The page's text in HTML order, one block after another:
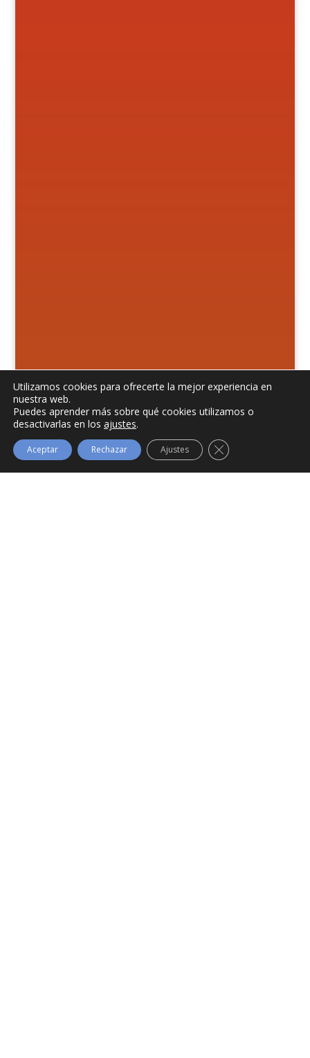
Utilizamos cookies para ofrecerte la mejor experiencia en
nuestra web.
Puedes aprender más sobre qué cookies utilizamos o
desactivarlas en los ajustes.
Aceptar Rechazar Ajustes Cerrar el banner de